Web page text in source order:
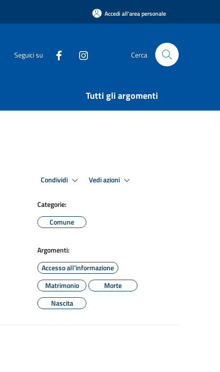
Accedi all'area personale
Seguici su Cerca
Tutti gli argomenti
Condividi Vedi azioni
Categorie:
Comune
Argomenti:
Accesso all'informazione
Matrimonio
Morte
Nascita